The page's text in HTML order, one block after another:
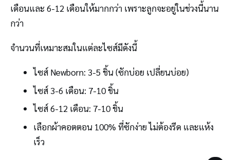
เดือนและ 6-12 เดือนให้มากกว่า เพราะลูกจะอยู่ในช่วงนี้นาน
กว่า
จำนวนที่เหมาะสมในแต่ละไซส์มีดังนี้
ไซส์ Newborn: 3-5 ชิ้น (ซักบ่อย เปลี่ยนบ่อย)
ไซส์ 3-6 เดือน: 7-10 ชิ้น
ไซส์ 6-12 เดือน: 7-10 ชิ้น
เลือกผ้าคอตตอน 100% ที่ซักง่าย ไม่ต้องรีด และแห้ง
เร็ว